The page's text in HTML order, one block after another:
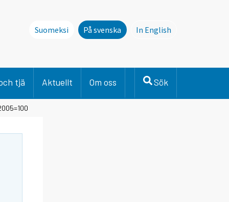
Suomeksi På svenska
In English
tjä Aktuellt Om oss Sök